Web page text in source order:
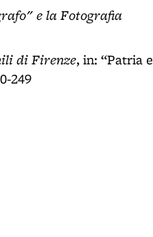
e la Fotografia
di Firenze, in: “Patria e
249